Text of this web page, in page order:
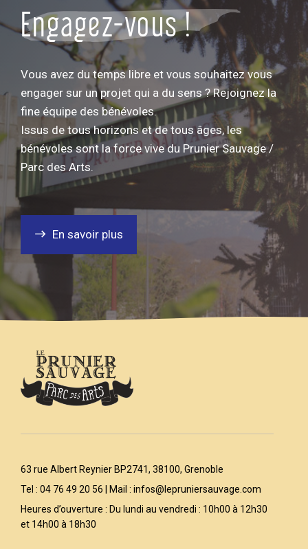
Engagez-vous !
Vous avez du temps libre et vous souhaitez vous
engager sur un projet qui a du sens ? Rejoignez la
fine équipe des bénévoles.
Issus de tous horizons et de tous âges, les
bénévoles sont la force vive du Prunier Sauvage /
Parc des Arts.
En savoir plus
63 rue Albert Reynier BP2741, 38100, Grenoble
Tel : 04 76 49 20 56 | Mail : infos@lepruniersauvage.com
Heures d’ouverture : Du lundi au vendredi : 10h00 à 12h30
et 14h00 à 18h30